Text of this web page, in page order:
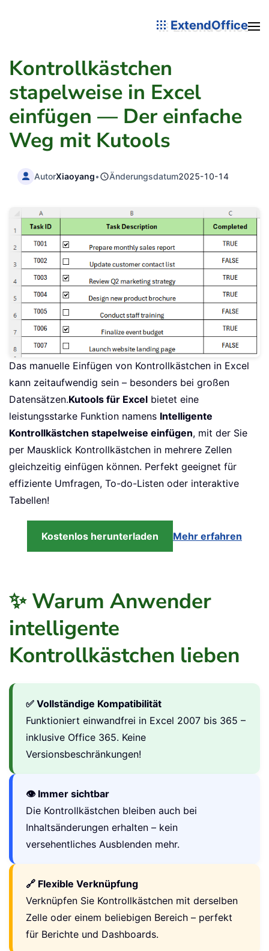
ExtendOffice
Kontrollkästchen
stapelweise in Excel
einfügen — Der einfache
Weg mit Kutools
AutorXiaoyang• Änderungsdatum2025-10-14
Das manuelle Einfügen von Kontrollkästchen in Excel
kann zeitaufwendig sein – besonders bei großen
Datensätzen.Kutools für Excel bietet eine
leistungsstarke Funktion namens Intelligente
Kontrollkästchen stapelweise einfügen, mit der Sie
per Mausklick Kontrollkästchen in mehrere Zellen
gleichzeitig einfügen können. Perfekt geeignet für
effiziente Umfragen, To-do-Listen oder interaktive
Tabellen!
Kostenlos herunterladen Mehr erfahren
✨ Warum Anwender
intelligente
Kontrollkästchen lieben
✅ Vollständige Kompatibilität
Funktioniert einwandfrei in Excel 2007 bis 365 –
inklusive Office 365. Keine
Versionsbeschränkungen!
👁️ Immer sichtbar
Die Kontrollkästchen bleiben auch bei
Inhaltsänderungen erhalten – kein
versehentliches Ausblenden mehr.
🔗 Flexible Verknüpfung
Verknüpfen Sie Kontrollkästchen mit derselben
Zelle oder einem beliebigen Bereich – perfekt
für Berichte und Dashboards.